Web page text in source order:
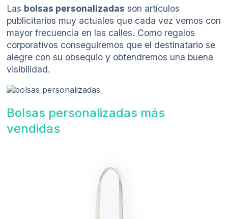
Las bolsas personalizadas son artículos
publicitarios muy actuales que cada vez vemos con
mayor frecuencia en las calles. Como regalos
corporativos conseguiremos que el destinatario se
alegre con su obsequio y obtendremos una buena
visibilidad.
Bolsas personalizadas más
vendidas